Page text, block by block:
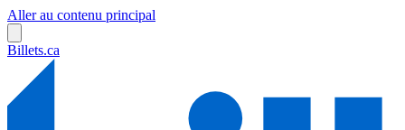
Aller au contenu principal
Billets.ca